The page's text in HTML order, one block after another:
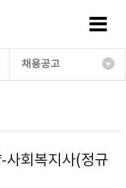
채용공고
사회복지사(정규